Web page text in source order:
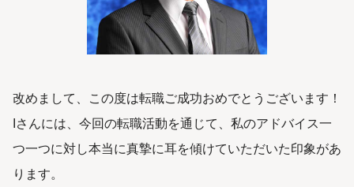
改めまして、この度は転職ご成功おめでとうございます！
Iさんには、今回の転職活動を通じて、私のアドバイス一
つ一つに対し本当に真摯に耳を傾けていただいた印象があ
ります。